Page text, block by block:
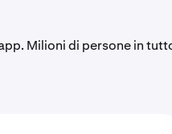
Milioni di persone in